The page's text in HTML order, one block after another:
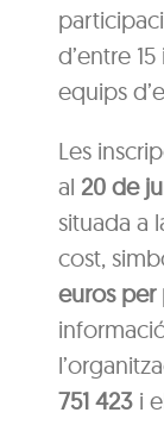
d’entre
equips
Les
al 20 de
situada a
cost,
euros per
751 423 i